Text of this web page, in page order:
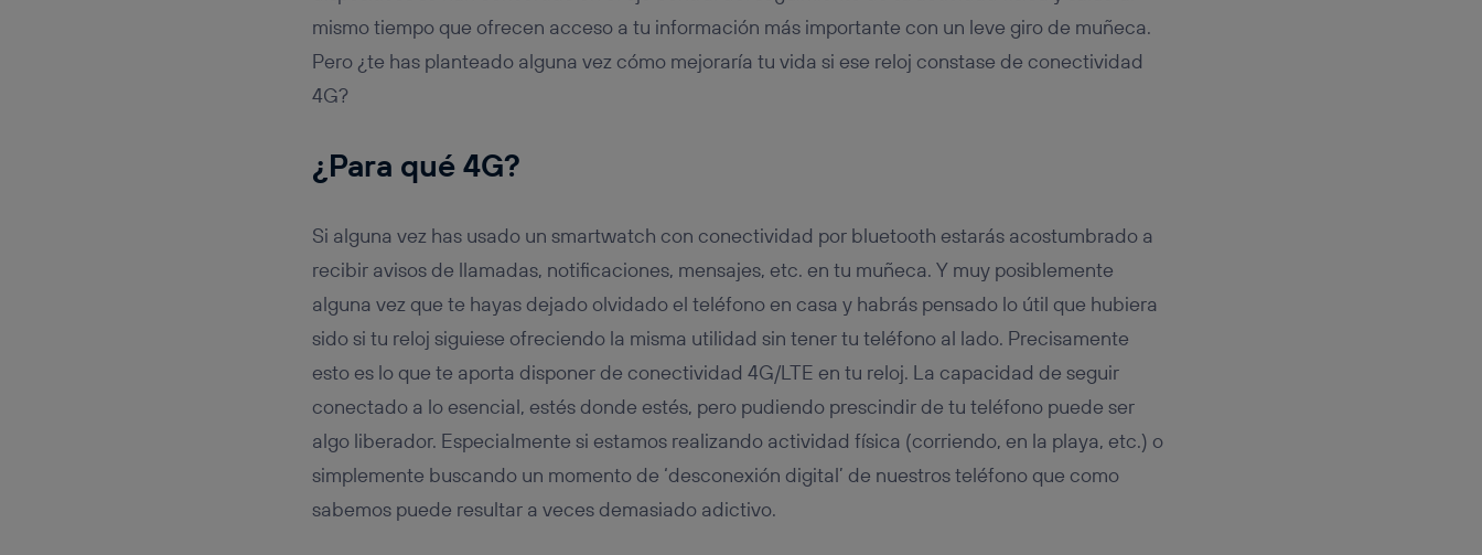
mismo tiempo que ofrecen acceso a tu información más importante con un leve giro de muñeca.
Pero ¿te has planteado alguna vez cómo mejoraría tu vida si ese reloj constase de conectividad
4G?
¿Para qué 4G?
Si alguna vez has usado un smartwatch con conectividad por bluetooth estarás acostumbrado a
recibir avisos de llamadas, notificaciones, mensajes, etc. en tu muñeca. Y muy posiblemente
alguna vez que te hayas dejado olvidado el teléfono en casa y habrás pensado lo útil que hubiera
sido si tu reloj siguiese ofreciendo la misma utilidad sin tener tu teléfono al lado. Precisamente
esto es lo que te aporta disponer de conectividad 4G/LTE en tu reloj. La capacidad de seguir
conectado a lo esencial, estés donde estés, pero pudiendo prescindir de tu teléfono puede ser
algo liberador. Especialmente si estamos realizando actividad física (corriendo, en la playa, etc.) o
simplemente buscando un momento de ‘desconexión digital’ de nuestros teléfono que como
sabemos puede resultar a veces demasiado adictivo.
conecte su dispositivo y consienta el uso de la tecnología recibirá el mismo identificador.
Típicamente:
Si utilizas una conexión de banda ancha(p. ej., Wi-Fi), el marketing o análisis se
únicamente en la navegación del usuario del móvil.
Para más información, consulta la política de privacidad de Utiq.